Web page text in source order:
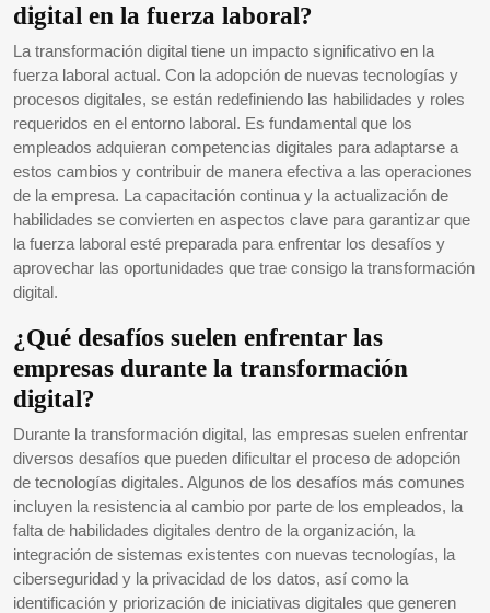
digital en la fuerza laboral?
La transformación digital tiene un impacto significativo en la
fuerza laboral actual. Con la adopción de nuevas tecnologías y
procesos digitales, se están redefiniendo las habilidades y roles
requeridos en el entorno laboral. Es fundamental que los
empleados adquieran competencias digitales para adaptarse a
estos cambios y contribuir de manera efectiva a las operaciones
de la empresa. La capacitación continua y la actualización de
habilidades se convierten en aspectos clave para garantizar que
la fuerza laboral esté preparada para enfrentar los desafíos y
aprovechar las oportunidades que trae consigo la transformación
digital.
¿Qué desafíos suelen enfrentar las
empresas durante la transformación
digital?
Durante la transformación digital, las empresas suelen enfrentar
diversos desafíos que pueden dificultar el proceso de adopción
de tecnologías digitales. Algunos de los desafíos más comunes
incluyen la resistencia al cambio por parte de los empleados, la
falta de habilidades digitales dentro de la organización, la
integración de sistemas existentes con nuevas tecnologías, la
ciberseguridad y la privacidad de los datos, así como la
identificación y priorización de iniciativas digitales que generen